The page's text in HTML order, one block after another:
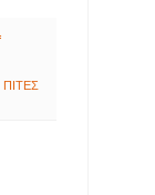
ΠΙΤΕΣ